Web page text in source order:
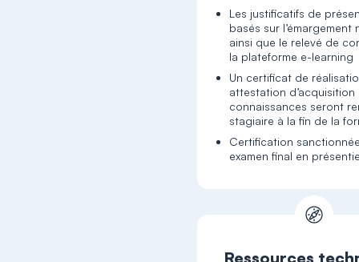
Les justificatifs de
basés sur l’émargement
ainsi que le relevé de
la plateforme e-learning
Un certificat de
attestation d’acquisition
connaissances seront
stagiaire à la fin de la
Certification
examen final en
Ressources